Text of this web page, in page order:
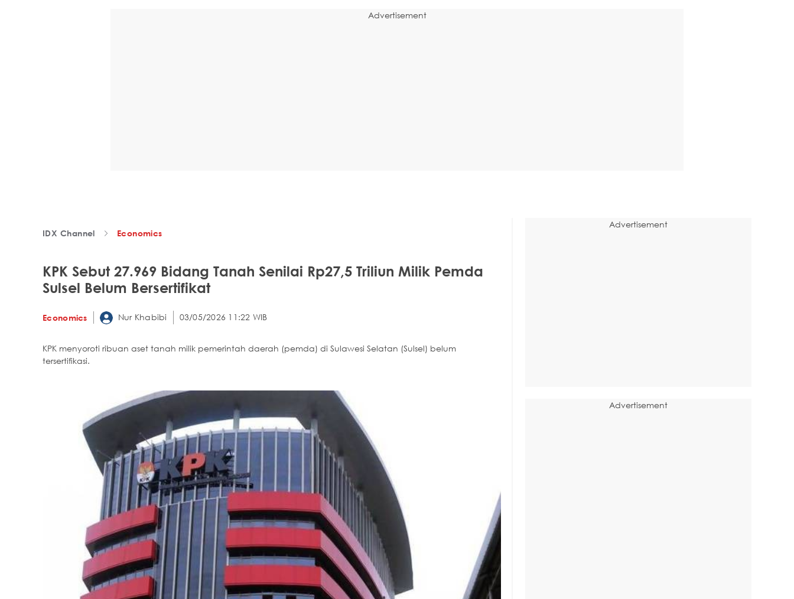
Advertisement
IDX Channel Economics
KPK Sebut 27.969 Bidang Tanah Senilai Rp27,5 Triliun Milik Pemda
Sulsel Belum Bersertifikat
Economics Nur Khabibi 03/05/2026 11:22 WIB
KPK menyoroti ribuan aset tanah milik pemerintah daerah (pemda) di Sulawesi Selatan (Sulsel) belum
tersertifikasi.
Advertisement
Advertisement